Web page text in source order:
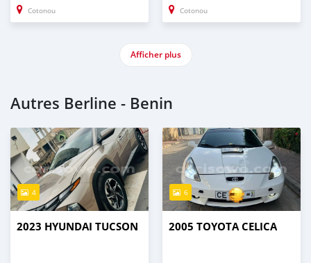
Cotonou Cotonou
Afficher plus
Autres Berline - Benin
4
2023 HYUNDAI TUCSON
6
2005 TOYOTA CELICA